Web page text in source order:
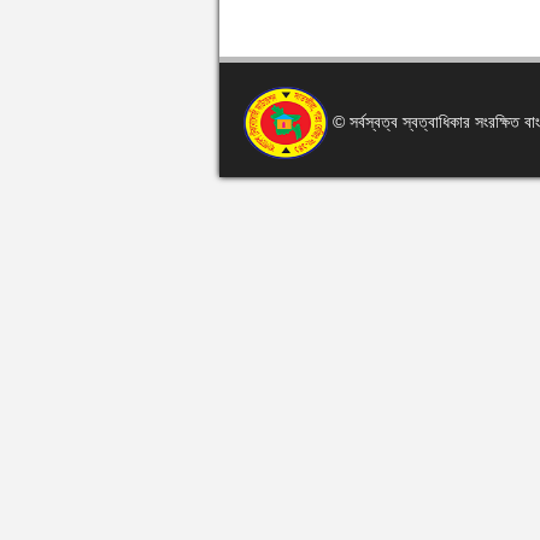
© সর্বস্বত্ব স্বত্বাধিকার সংরক্ষিত